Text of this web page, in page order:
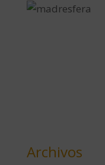
Archivos